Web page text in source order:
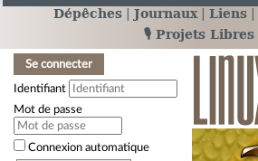
Dépêches Journaux Liens
🎙️ Projets Libres
Se connecter
Identifiant
Mot de passe
Connexion automatique